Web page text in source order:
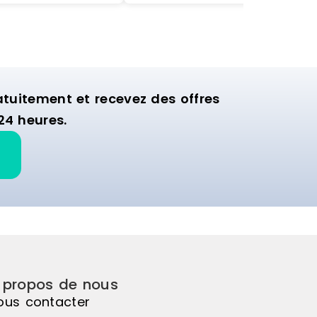
et recevez des offres
heures.
de nous
contacter